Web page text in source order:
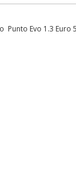
Punto Evo 1.3 Euro